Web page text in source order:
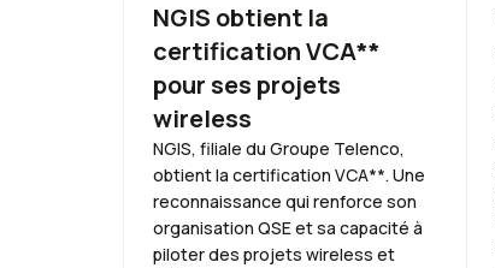
NGIS obtient la
certification VCA**
pour ses projets
wireless
NGIS, filiale du Groupe Telenco,
obtient la certification VCA**. Une
reconnaissance qui renforce son
organisation QSE et sa capacité à
piloter des projets wireless et